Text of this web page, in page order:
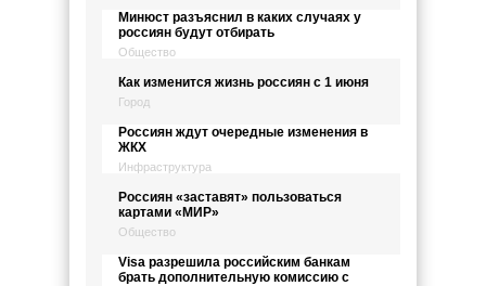
Минюст разъяснил в каких случаях у
россиян будут отбирать
Общество
Как изменится жизнь россиян с 1 июня
Город
Россиян ждут очередные изменения в
ЖКХ
Инфраструктура
Россиян «заставят» пользоваться
картами «МИР»
Общество
Visa разрешила российским банкам
брать дополнительную комиссию с